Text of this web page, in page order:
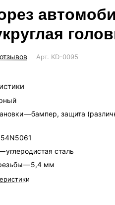
Арт. KD-0095
—бампер, защита
углеродистая сталь
—5,4 мм